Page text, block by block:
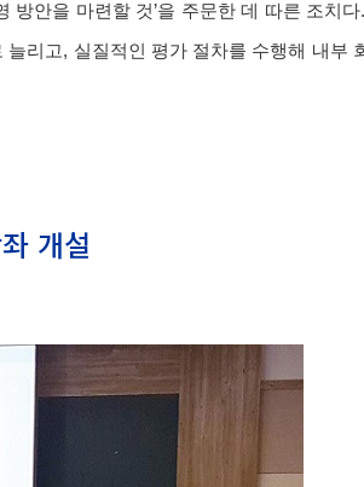
방안을 마련할 것’을 주문한 데 따른 조치다
리고, 실질적인 평가 절차를 수행해 내부
개설